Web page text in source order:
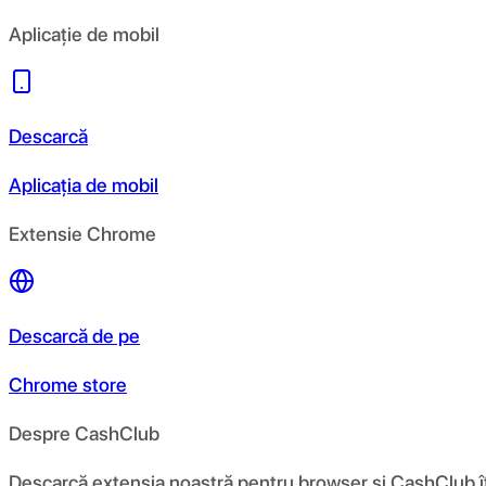
Aplicație de mobil
Descarcă
Aplicația de mobil
Extensie Chrome
Descarcă de pe
Chrome store
Despre CashClub